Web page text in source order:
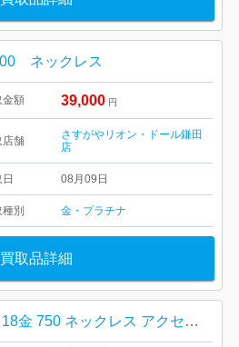
ネックレス
金額 39,000 円
店舗
さすがやリオン・ドール鎌田
店
08月09日
別 金・プラチナ
買取品詳細
K18 18金 750 ネックレス アクセサリー 貴金属